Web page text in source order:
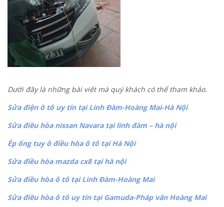
Dưới đây là những bài viết mà quý khách có thể tham khảo.
Sửa điện ô tô uy tín tại Linh Đàm-Hoàng Mai-Hà Nội
Sửa điều hòa nissan Navara tại linh đàm – hà nội
Ép ống tuy ô điều hòa ô tô tại Hà Nội
Sửa điều hòa mazda cx8 tại hà nội
Sửa điều hòa ô tô tại Linh Đàm-Hoàng Mai
Sửa điều hòa ô tô uy tín tại Gamuda-Pháp vân Hoàng Mai